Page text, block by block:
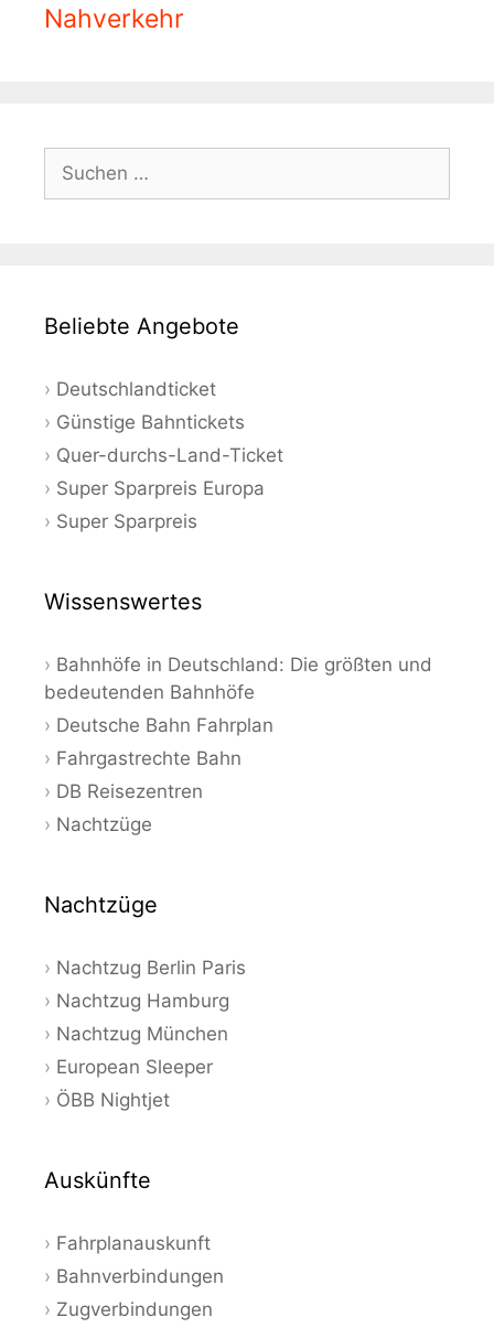
Nahverkehr
nach:
Beliebte Angebote
Deutschlandticket
Günstige Bahntickets
Quer-durchs-Land-Ticket
Super Sparpreis Europa
Super Sparpreis
Wissenswertes
Bahnhöfe in Deutschland: Die größten und
bedeutenden Bahnhöfe
Deutsche Bahn Fahrplan
Fahrgastrechte Bahn
DB Reisezentren
Nachtzüge
Nachtzüge
Nachtzug Berlin Paris
Nachtzug Hamburg
Nachtzug München
European Sleeper
ÖBB Nightjet
Auskünfte
Fahrplanauskunft
Bahnverbindungen
Zugverbindungen